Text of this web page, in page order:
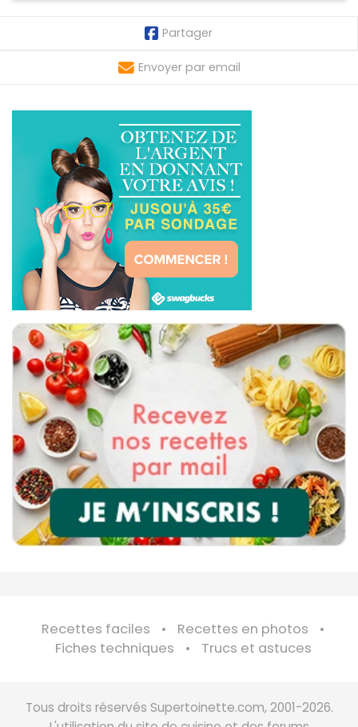
Partager
Envoyer par email
Recettes faciles
Recettes en photos
Fiches techniques
Trucs et astuces
Tous droits réservés Supertoinette.com, 2001-2026.